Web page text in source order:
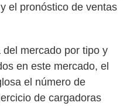
el pronóstico de ventas
mercado por tipo y
en este mercado, el
el número de
de cargadoras